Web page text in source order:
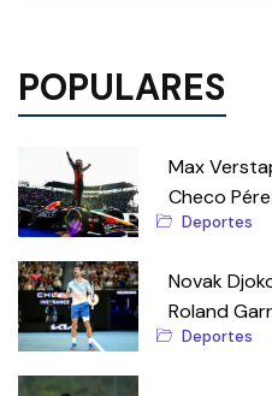
POPULARES
Max
Checo
Deportes
Novak
Roland
Deportes